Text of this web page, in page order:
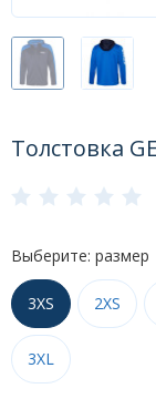
Толстовка
Выберите: размер
3XS 2XS
3XL